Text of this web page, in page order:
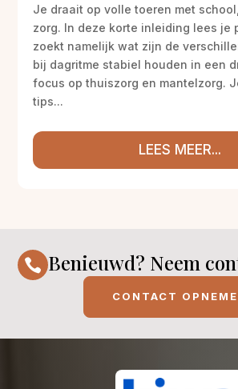
Je draait op volle toeren met
zorg. In deze korte inleiding lees je
zoekt namelijk wat zijn de
bij dagritme stabiel houden in een
focus op thuiszorg en mantelzorg.
tips...
LEES MEER...
 Benieuwd? Neem
CONTACT